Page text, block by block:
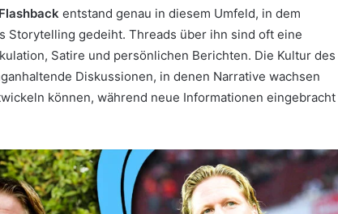
entstand genau in diesem Umfeld, in dem
Storytelling gedeiht. Threads über ihn sind oft eine
Satire und persönlichen Berichten. Die Kultur des
Diskussionen, in denen Narrative wachsen
können, während neue Informationen eingebracht